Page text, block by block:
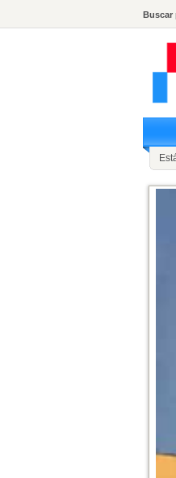
Buscar